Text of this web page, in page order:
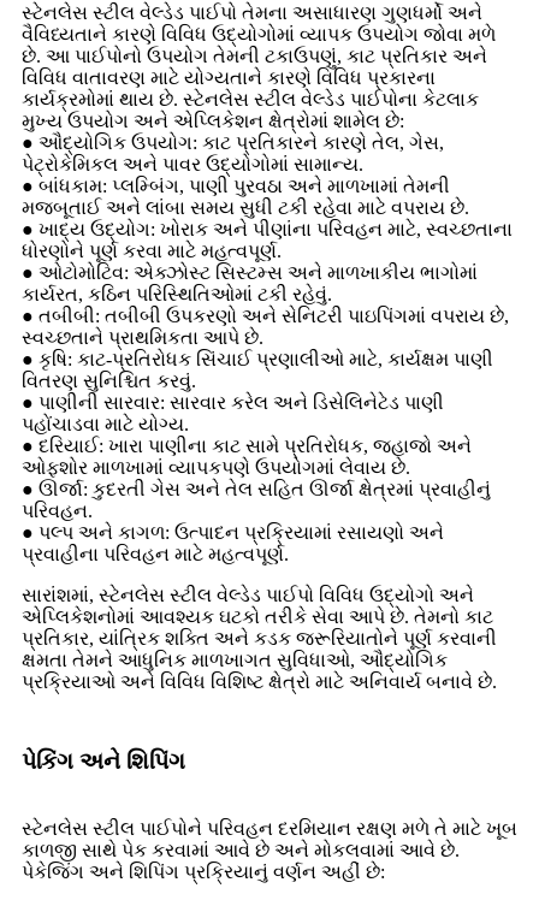
સ્ટેનલેસ સ્ટીલ વેલ્ડેડ પાઈપો તેમના અસાધારણ ગુણધર્મો અને
વૈવિધ્યતાને કારણે વિવિધ ઉદ્યોગોમાં વ્યાપક ઉપયોગ જોવા મળે
છે. આ પાઈપોનો ઉપયોગ તેમની ટકાઉપણું, કાટ પ્રતિકાર અને
વિવિધ વાતાવરણ માટે યોગ્યતાને કારણે વિવિધ પ્રકારના
કાર્યક્રમોમાં થાય છે. સ્ટેનલેસ સ્ટીલ વેલ્ડેડ પાઈપોના કેટલાક
મુખ્ય ઉપયોગ અને એપ્લિકેશન ક્ષેત્રોમાં શામેલ છે:
● ઔદ્યોગિક ઉપયોગ: કાટ પ્રતિકારને કારણે તેલ, ગેસ,
પેટ્રોકેમિકલ અને પાવર ઉદ્યોગોમાં સામાન્ય.
● બાંધકામ: પ્લમ્બિંગ, પાણી પુરવઠા અને માળખામાં તેમની
મજબૂતાઈ અને લાંબા સમય સુધી ટકી રહેવા માટે વપરાય છે.
● ખાદ્ય ઉદ્યોગ: ખોરાક અને પીણાંના પરિવહન માટે, સ્વચ્છતાના
ધોરણોને પૂર્ણ કરવા માટે મહત્વપૂર્ણ.
● ઓટોમોટિવ: એક્ઝોસ્ટ સિસ્ટમ્સ અને માળખાકીય ભાગોમાં
કાર્યરત, કઠિન પરિસ્થિતિઓમાં ટકી રહેવું.
● તબીબી: તબીબી ઉપકરણો અને સેનિટરી પાઇપિંગમાં વપરાય છે,
સ્વચ્છતાને પ્રાથમિકતા આપે છે.
● કૃષિ: કાટ-પ્રતિરોધક સિંચાઈ પ્રણાલીઓ માટે, કાર્યક્ષમ પાણી
વિતરણ સુનિશ્ચિત કરવું.
● પાણીની સારવાર: સારવાર કરેલ અને ડિસેલિનેટેડ પાણી
પહોંચાડવા માટે યોગ્ય.
● દરિયાઈ: ખારા પાણીના કાટ સામે પ્રતિરોધક, જહાજો અને
ઓફશોર માળખામાં વ્યાપકપણે ઉપયોગમાં લેવાય છે.
● ઊર્જા: કુદરતી ગેસ અને તેલ સહિત ઊર્જા ક્ષેત્રમાં પ્રવાહીનું
પરિવહન.
● પલ્પ અને કાગળ: ઉત્પાદન પ્રક્રિયામાં રસાયણો અને
પ્રવાહીના પરિવહન માટે મહત્વપૂર્ણ.
સારાંશમાં, સ્ટેનલેસ સ્ટીલ વેલ્ડેડ પાઈપો વિવિધ ઉદ્યોગો અને
એપ્લિકેશનોમાં આવશ્યક ઘટકો તરીકે સેવા આપે છે. તેમનો કાટ
પ્રતિકાર, યાંત્રિક શક્તિ અને કડક જરૂરિયાતોને પૂર્ણ કરવાની
ક્ષમતા તેમને આધુનિક માળખાગત સુવિધાઓ, ઔદ્યોગિક
પ્રક્રિયાઓ અને વિવિધ વિશિષ્ટ ક્ષેત્રો માટે અનિવાર્ય બનાવે છે.
પેકિંગ અને શિપિંગ
સ્ટેનલેસ સ્ટીલ પાઈપોને પરિવહન દરમિયાન રક્ષણ મળે તે માટે ખૂબ
કાળજી સાથે પેક કરવામાં આવે છે અને મોકલવામાં આવે છે.
પેકેજિંગ અને શિપિંગ પ્રક્રિયાનું વર્ણન અહીં છે: